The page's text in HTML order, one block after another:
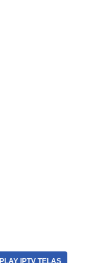
IPTV TELAS